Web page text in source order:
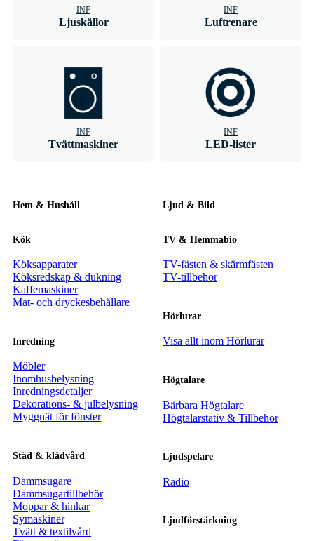
INF
Ljuskällor
INF
Luftrenare
INF
Tvättmaskiner
INF
LED-lister
Hem & Hushåll
Kök
Köksapparater
Köksredskap & dukning
Kaffemaskiner
Mat- och dryckesbehållare
Inredning
Möbler
Inomhusbelysning
Inredningsdetaljer
Dekorations- & julbelysning
Myggnät för fönster
Städ & klädvård
Dammsugare
Dammsugartillbehör
Moppar & hinkar
Symaskiner
Tvätt & textilvård
Ljud & Bild
TV & Hemmabio
TV-fästen & skärmfästen
TV-tillbehör
Hörlurar
Visa allt inom Hörlurar
Högtalare
Bärbara Högtalare
Högtalarstativ & Tillbehör
Ljudspelare
Radio
Ljudförstärkning